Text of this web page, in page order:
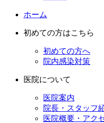
ホーム
初めての方はこちら
初めての方へ
院内感染対策
医院について
医院案内
院長・スタッフ
医院概要・アク